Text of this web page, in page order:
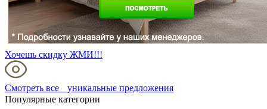
Хочешь скидку ЖМИ!!!
Смотреть все уникальные предложения
Популярные категории